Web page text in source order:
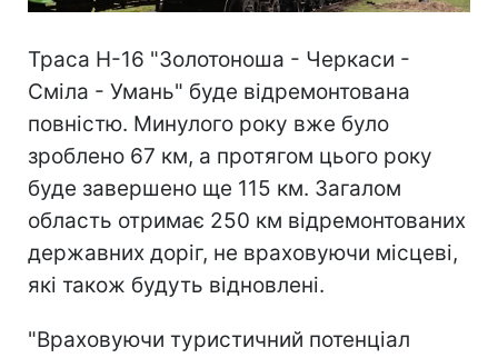
Траса Н-16 "Золотоноша - Черкаси -
Сміла - Умань" буде відремонтована
повністю. Минулого року вже було
зроблено 67 км, а протягом цього року
буде завершено ще 115 км. Загалом
область отримає 250 км відремонтованих
державних доріг, не враховуючи місцеві,
які також будуть відновлені.
"Враховуючи туристичний потенціал